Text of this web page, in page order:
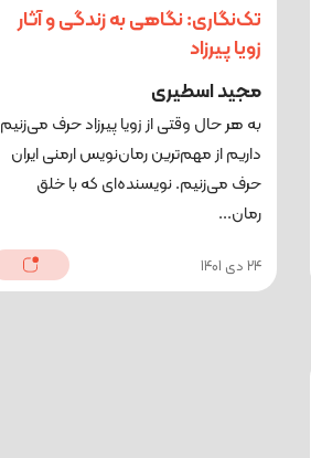
تک‌نگاری: نگاهی به زندگی و آثار
زویا پیرزاد
مجید اسطیری
به هر حال وقتی از زویا پیرزاد حرف می‌زنیم
داریم از مهم‌ترین رمان‌نویس ارمنی ایران
حرف می‌زنیم. نویسنده‌ای که با خلق
رمان...
24 دی 1401